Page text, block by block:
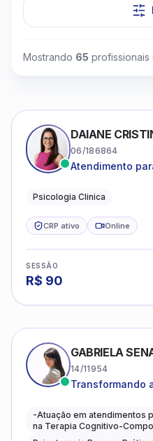
Mostrando 65 profissionais
DAIANE
06/186864
Atendimento
Psicologia Clinica
CRP ativo Online
SESSÃO
R$ 90
GABRIELA
14/11954
Transformando
caminhos mais
-Atuação em atendimentos
na Terapia Cognitivo-